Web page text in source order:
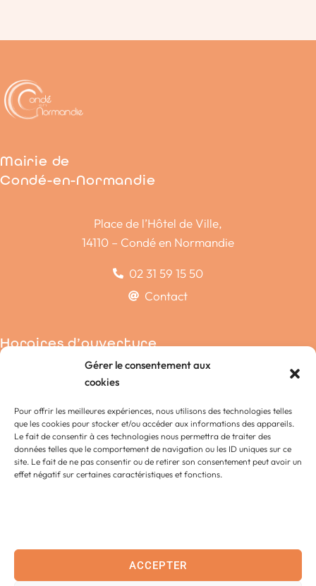
Gérer le consentement aux
cookies
Pour offrir les meilleures expériences, nous utilisons des technologies telles
que les cookies pour stocker et/ou accéder aux informations des appareils.
Le fait de consentir à ces technologies nous permettra de traiter des
données telles que le comportement de navigation ou les ID uniques sur ce
site. Le fait de ne pas consentir ou de retirer son consentement peut avoir un
effet négatif sur certaines caractéristiques et fonctions.
ACCEPTER
Mairie de
Condé-en-Normandie
Place de l’Hôtel de Ville,
14110 – Condé en Normandie
02 31 59 15 50
Contact
Horaires d’ouverture
Condé-sur-Noireau
Lénault
Proussy
Saint-Germain-du-Crioult
Saint-Pierre-la-Vieille
Contact
Plan